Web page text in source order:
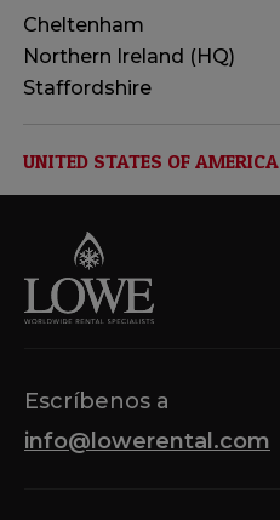
Cheltenham
Northern Ireland (HQ)
Staffordshire
UNITED STATES OF AMERICA
Georgia
Escríbenos a
info@lowerental.com